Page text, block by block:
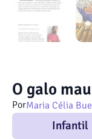
O galo mau
PorMaria Célia
Infantil